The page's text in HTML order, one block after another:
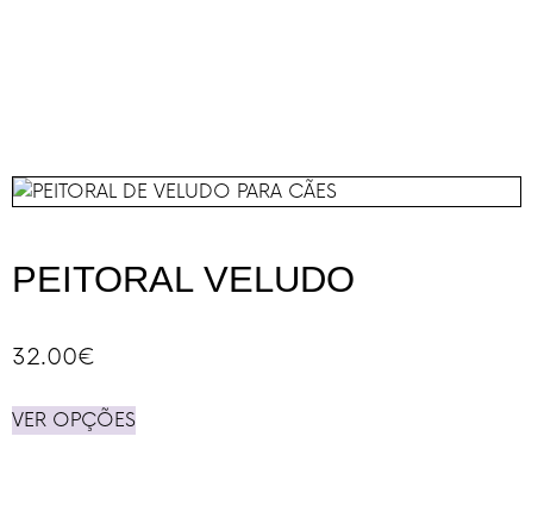
PEITORAL VELUDO
32.00€
VER OPÇÕES